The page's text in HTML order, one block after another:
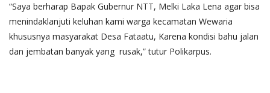
“Saya berharap Bapak Gubernur NTT, Melki Laka Lena agar bisa
menindaklanjuti keluhan kami warga kecamatan Wewaria
khususnya masyarakat Desa Fataatu, Karena kondisi bahu jalan
dan jembatan banyak yang rusak,” tutur Polikarpus.